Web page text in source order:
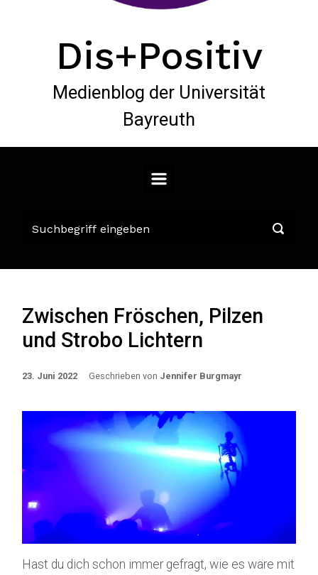
Dis+Positiv
Medienblog der Universität
Bayreuth
Zwischen Fröschen, Pilzen
und Strobo Lichtern
23. Juni 2022 Geschrieben von Jennifer Burgmayr
Hast du dich schon immer gefragt, wie es wäre mit